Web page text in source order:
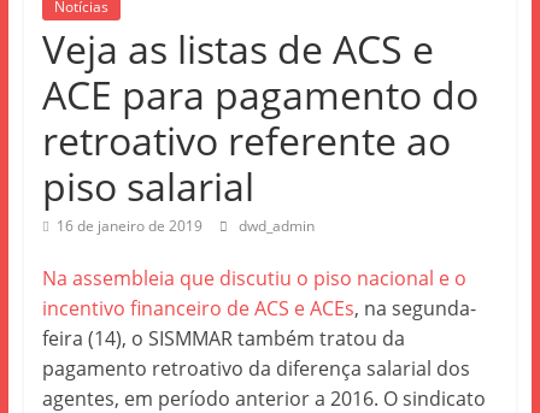
Notícias
Veja as listas de ACS e
ACE para pagamento do
retroativo referente ao
piso salarial
16 de janeiro de 2019 dwd_admin
Na assembleia que discutiu o piso nacional e o
incentivo financeiro de ACS e ACEs, na segunda-
feira (14), o SISMMAR também tratou da
pagamento retroativo da diferença salarial dos
agentes, em período anterior a 2016. O sindicato